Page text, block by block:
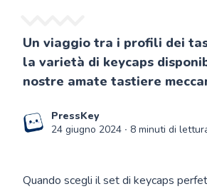
Un viaggio tra i profili dei
la varietà di keycaps
nostre amate tastiere
PressKey
24 giugno 2024 ∙ 8 minuti di
Quando scegli il set di keycaps